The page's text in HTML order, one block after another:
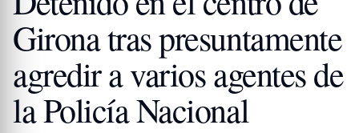
Girona tras presuntamente
agredir a varios agentes de
la Policía Nacional